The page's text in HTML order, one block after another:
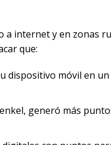
a internet y en zonas
que:
dispositivo móvil en
generó más